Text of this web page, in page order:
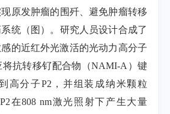
原发肿瘤的围歼、避免肿瘤转移
统（图）。研究人员设计合成了
的近红外光激活的光动力高分子
将抗转移钌配合物（NAMI-A）键
高分子P2，并组装成纳米颗粒
在808 nm激光照射下产生大量